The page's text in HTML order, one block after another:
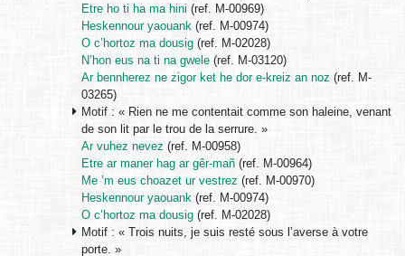
Etre ho ti ha ma hini (ref. M-00969)
Heskennour yaouank (ref. M-00974)
O c’hortoz ma dousig (ref. M-02028)
N’hon eus na ti na gwele (ref. M-03120)
Ar bennherez ne zigor ket he dor e-kreiz an noz (ref. M-
03265)
Motif : « Rien ne me contentait comme son haleine, venant
de son lit par le trou de la serrure. »
Ar vuhez nevez (ref. M-00958)
Etre ar maner hag ar gêr-mañ (ref. M-00964)
Me ’m eus choazet ur vestrez (ref. M-00970)
Heskennour yaouank (ref. M-00974)
O c’hortoz ma dousig (ref. M-02028)
Motif : « Trois nuits, je suis resté sous l’averse à votre
porte. »